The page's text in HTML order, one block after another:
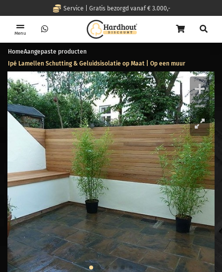
Service | Gratis bezorgd vanaf € 3.000,-
Menu
HomeAangepaste producten
Ipé Lamellen Schutting & Geluidsisolatie op Maat | Op een muur